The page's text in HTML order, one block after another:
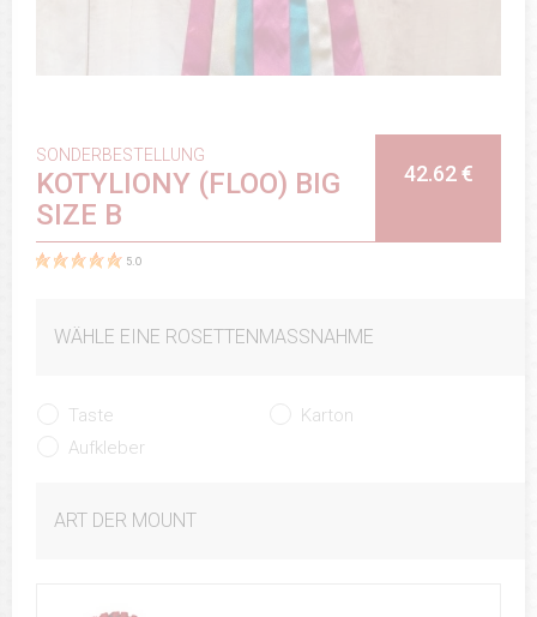
SONDERBESTELLUNG
KOTYLIONY (FLOO) BIG
SIZE B
42.62 €
5.0
WÄHLE EINE ROSETTENMASSNAHME
Taste
Karton
Aufkleber
ART DER MOUNT